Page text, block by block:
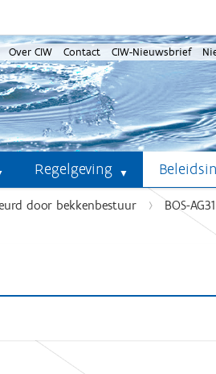
Over CIW Contact CIW-Nieuwsbrief
Regelgeving
door bekkenbestuur BOS-AG31